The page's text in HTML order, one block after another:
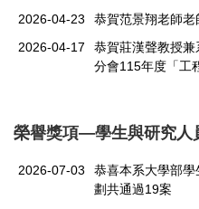
實驗室安全管理
2026-04-23
恭賀范景翔老師老
2026-04-17
恭賀莊漢聲教授
分會115年度「工
榮譽獎項—學生與研究人
2026-07-03
恭喜本系大學部
劃共通過19案